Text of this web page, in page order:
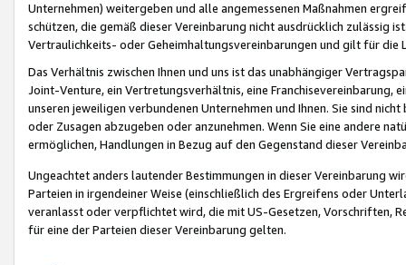
Unternehmen) weitergeben und alle angemessenen Maßnahmen
schützen, die gemäß dieser Vereinbarung nicht ausdrücklich zulässig
Vertraulichkeits- oder Geheimhaltungsvereinbarungen und gilt für die
Das Verhältnis zwischen Ihnen und uns ist das unabhängiger
Joint-Venture, ein Vertretungsverhältnis, eine Franchisevereinbarung,
unseren jeweiligen verbundenen Unternehmen und Ihnen. Sie sind
oder Zusagen abzugeben oder anzunehmen. Wenn Sie eine andere
ermöglichen, Handlungen in Bezug auf den Gegenstand dieser
Ungeachtet anders lautender Bestimmungen in dieser Vereinbarung
Parteien in irgendeiner Weise (einschließlich des Ergreifens oder
veranlasst oder verpflichtet wird, die mit US-Gesetzen, Vorschriften,
für eine der Parteien dieser Vereinbarung gelten.